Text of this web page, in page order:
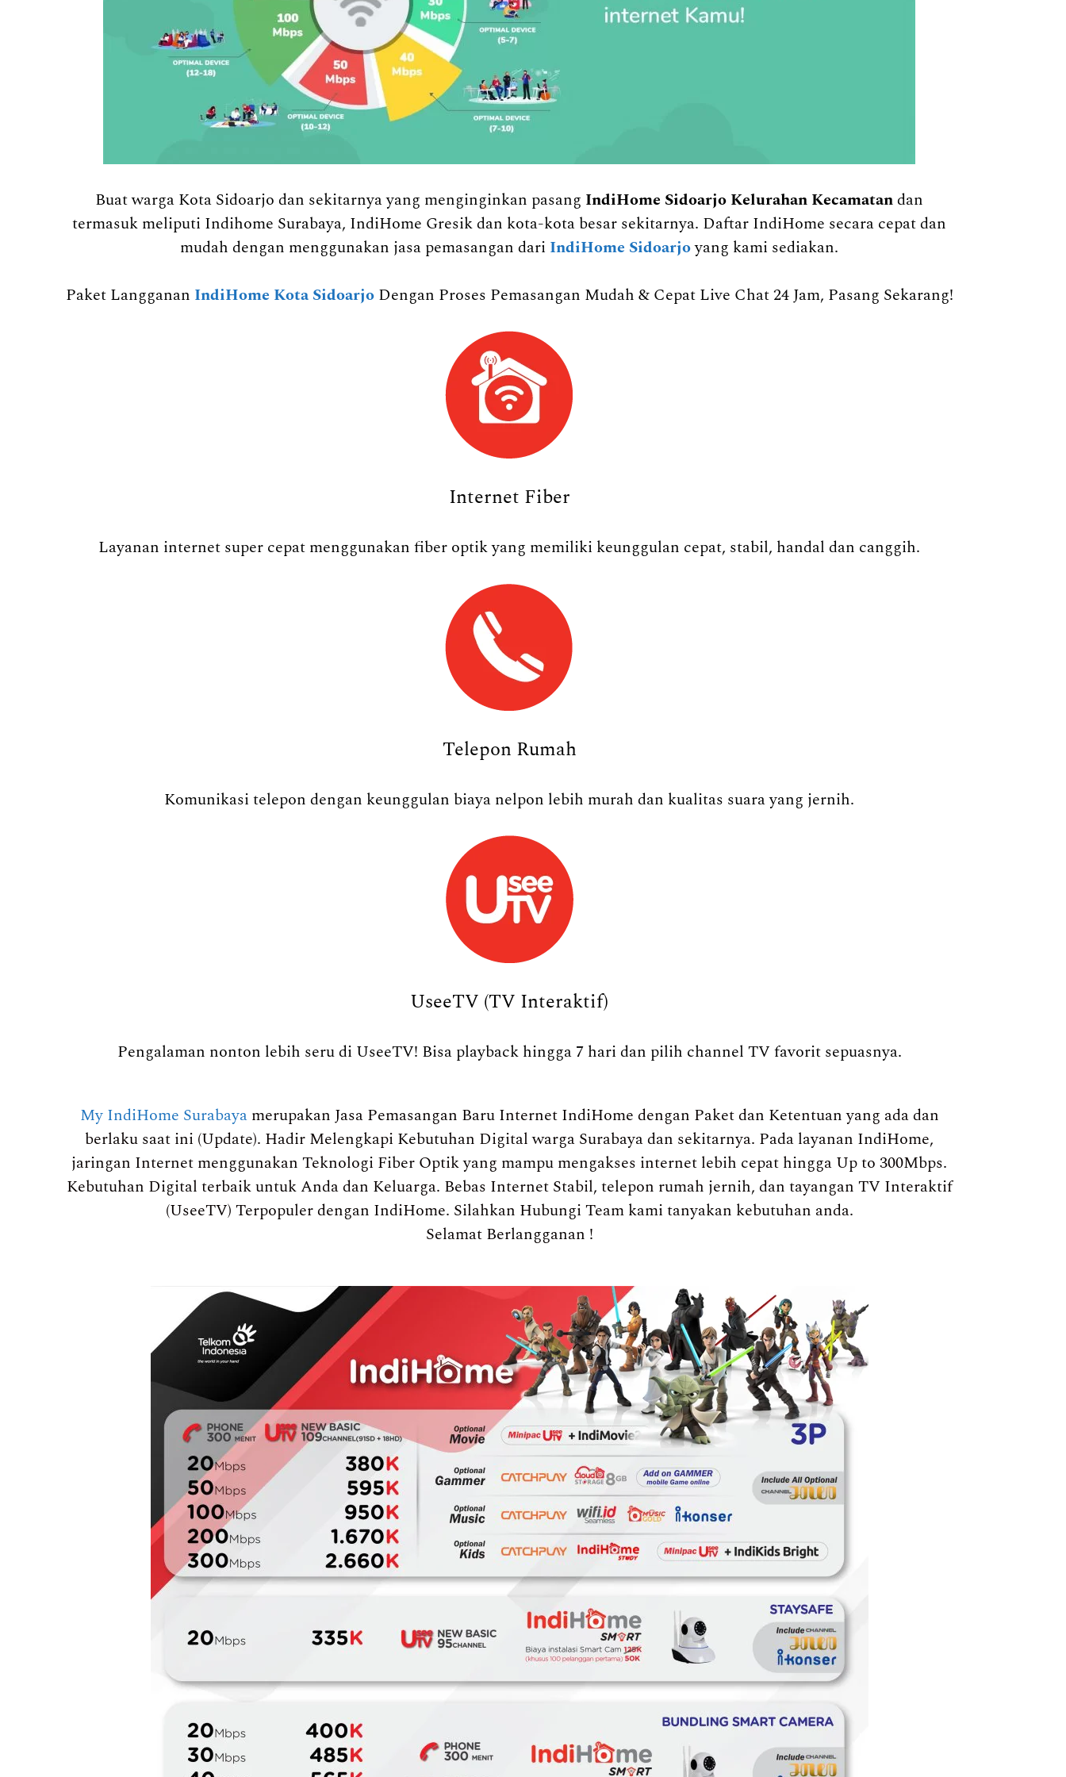
Buat warga Kota Sidoarjo dan sekitarnya yang menginginkan pasang IndiHome Sidoarjo Kelurahan Kecamatan dan
termasuk meliputi Indihome Surabaya, IndiHome Gresik dan kota-kota besar sekitarnya. Daftar IndiHome secara cepat dan
mudah dengan menggunakan jasa pemasangan dari IndiHome Sidoarjoyang kami sediakan.
Paket Langganan IndiHome Kota Sidoarjo Dengan Proses Pemasangan Mudah & Cepat Live Chat 24 Jam, Pasang Sekarang!
Internet Fiber
Layanan internet super cepat menggunakan fiber optik yang memiliki keunggulan cepat, stabil, handal dan canggih.
Telepon Rumah
Komunikasi telepon dengan keunggulan biaya nelpon lebih murah dan kualitas suara yang jernih.
UseeTV (TV Interaktif)
Pengalaman nonton lebih seru di UseeTV! Bisa playback hingga 7 hari dan pilih channel TV favorit sepuasnya.
My IndiHome Surabayamerupakan Jasa Pemasangan Baru Internet IndiHome dengan Paket dan Ketentuan yang ada dan
berlaku saat ini (Update). Hadir Melengkapi Kebutuhan Digital warga Surabaya dan sekitarnya. Pada layanan IndiHome,
jaringan Internet menggunakan Teknologi Fiber Optik yang mampu mengakses internet lebih cepat hingga Up to 300Mbps.
Kebutuhan Digital terbaik untuk Anda dan Keluarga. Bebas Internet Stabil, telepon rumah jernih, dan tayangan TV Interaktif
(UseeTV) Terpopuler dengan IndiHome. Silahkan Hubungi Team kami tanyakan kebutuhan anda.
Selamat Berlangganan !